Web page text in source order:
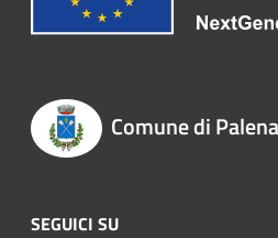
Comune di Palena
SEGUICI SU